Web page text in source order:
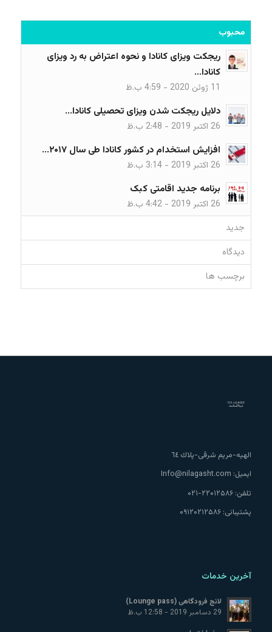
محبوب
ریجکت ویزای کانادا و نحوه اعتراض به رد ویزای
کانادا...
11 ژوئن 2020 - 4:59 ب.ظ
دلایل ریجکت شدن ویزای تحصیلی کانادا...
26 اکتبر 2019 - 2:48 ب.ظ
افزایش استخدام در کشور کانادا طی سال ۲۰۱۷...
26 اکتبر 2019 - 3:14 ب.ظ
برنامه جدید اقامتی کبک
26 اکتبر 2019 - 4:42 ب.ظ
جدید
دیدگاه
برچسب ها
الهيه-مريم شرقى-پلاك ٦٤
ایمیل: Info@nilagasht.com
تلفن:
پشتیبانی:
آخرین خدمات
لانج فرودگاهی (Lounge pass)
29 دسامبر 2019 - 12:58 ب.ظ